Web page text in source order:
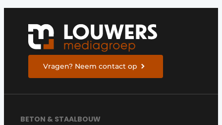
Vragen? Neem contact op
BETON & STAALBOUW